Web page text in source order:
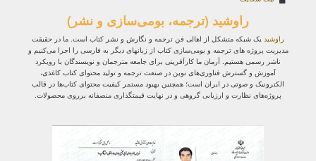
راوشید (ترجمه، بومی‌سازی و نشر)
راوشید یک شبکه متشکل از اهالی فن ترجمه و نگارش و نشر کتاب است. ما در حقیقت
مدیریت پروژه‌ های ترجمه و بومی‌سازی کتاب از زبانهای دیگر به فارسی را اجرا می‌کنیم و
ناشر رسمی هستیم. آرمان ما کارآفرینی برای جامعه مترجمان و نویسندگان با رویکرد
آموزش و گسترش فناوری‌های نوین در صنعت ترجمه و تولید محتوای کتاب کاغذی،
الکترونیک و صوتی در ایران است؛ همچنین بهبود مستمر کیفیت محتوای کتاب‌ها در قالب
پروژه‌های نظارت و ارزیابی گروهی و در نهایت قیمتگذاری منصفانه برروی محصولات.